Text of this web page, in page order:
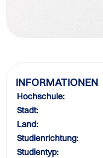
INFORMATIONEN
Hochschule:
Stadt:
Land:
Studienrichtung:
Studientyp: